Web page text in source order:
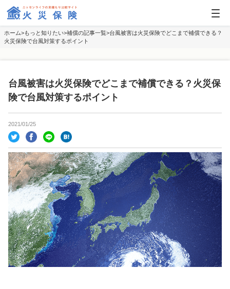
ホーム もっと知りたい 補償の記事一覧 台風被害は火災保険でどこまで補償できる？
火災保険で台風対策するポイント
台風被害は火災保険でどこまで補償できる？火災保
険で台風対策するポイント
2021/01/25